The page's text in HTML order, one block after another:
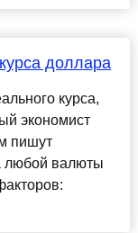
доллара
курса,
экономист
пишут
любой валюты